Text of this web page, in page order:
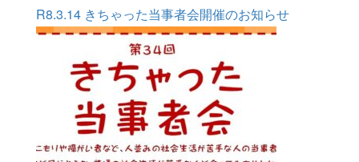
R8.3.14 きちゃった当事者会開催のお知らせ